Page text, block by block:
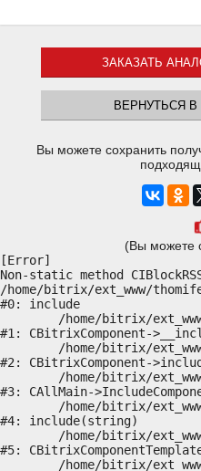
ЗАКАЗАТЬ
ВЕРНУТЬСЯ В
Вы можете сохранить
(Вы можете
[Error]
Non-static method
/home/bitrix/ext_www/
#0: include
#1: CBitrixComponent-
#2: CBitrixComponent-
#3: CAllMain-
#4: include(string)
#5: